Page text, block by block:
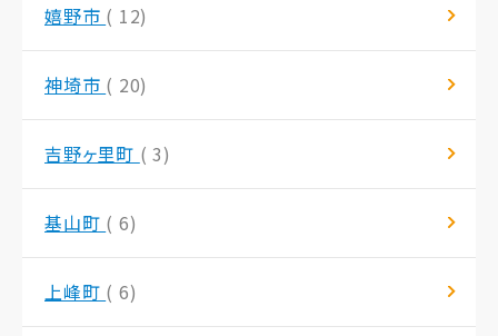
嬉野市 ( 12)
神埼市 ( 20)
吉野ヶ里町 ( 3)
基山町 ( 6)
上峰町 ( 6)